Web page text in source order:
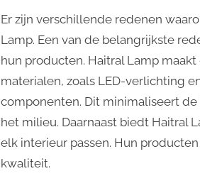
Er zijn verschillende redenen
Lamp. Een van de belangrijkste
hun producten. Haitral Lamp
materialen, zoals LED-verlichting
componenten. Dit minimaliseert
het milieu. Daarnaast biedt Haitral
elk interieur passen. Hun
kwaliteit.